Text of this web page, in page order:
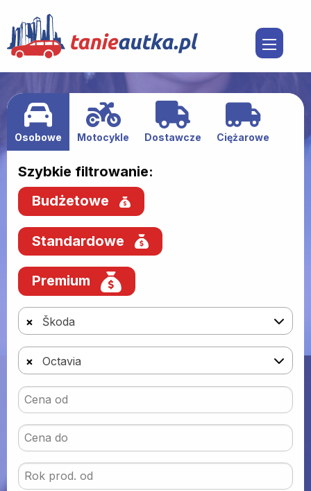
Osobowe Motocykle Dostawcze Ciężarowe
Szybkie filtrowanie:
Budżetowe
Standardowe
Premium
× Škoda
× Octavia